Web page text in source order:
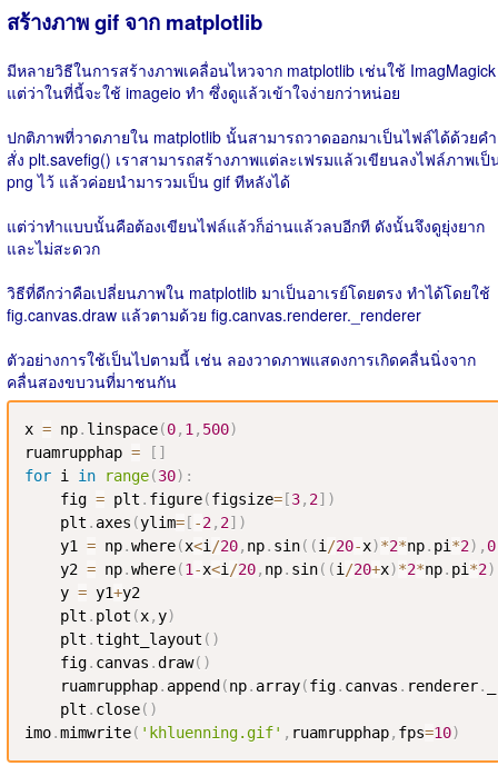
สร้างภาพ gif จาก matplotlib
มีหลายวิธีในการสร้างภาพเคลื่อนไหวจาก matplotlib เช่นใช้ ImagMagick
แต่ว่าในที่นี้จะใช้ imageio ทำ ซึ่งดูแล้วเข้าใจง่ายกว่าหน่อย
ปกติภาพที่วาดภายใน matplotlib นั้นสามารถวาดออกมาเป็นไฟล์ได้ด้วยคำ
สั่ง plt.savefig() เราสามารถสร้างภาพแต่ละเฟรมแล้วเขียนลงไฟล์ภาพเป็
png ไว้ แล้วค่อยนำมารวมเป็น gif ทีหลังได้
แต่ว่าทำแบบนั้นคือต้องเขียนไฟล์แล้วก็อ่านแล้วลบอีกที ดังนั้นจึงดูยุ่งยาก
และไม่สะดวก
วิธีที่ดีกว่าคือเปลี่ยนภาพใน matplotlib มาเป็นอาเรย์โดยตรง ทำได้โดยใช้
fig.canvas.draw แล้วตามด้วย fig.canvas.renderer._renderer
ตัวอย่างการใช้เป็นไปตามนี้ เช่น ลองวาดภาพแสดงการเกิดคลื่นนิ่งจาก
คลื่นสองขบวนที่มาชนกัน
x = np. linspace(0, 1, 500)
ruamrupphap = [ ]
for i in range(30) :
    fig
= plt . figure(figsize= [3, 2] )
    plt
. axes (ylim= [ -2, 2] )
    y1
= np.where(x<i/20, np. sin( (i/20-x)*2*np. pi*2) , 0
    y2
= np.where(1-x<i/20, np. sin( (i/20+x)*2*np. pi*2)
    y
= y1+y2
    plt
. plot (x,y)
    plt
.tight_layout ( )
    fig
. canvas .draw( )
    ruamrupphap
. append (np. array(fig. canvas . renderer.
    plt
. close( )
imo.mimwrite( 'khluenning.gif' , ruamrupphap, fps=10)